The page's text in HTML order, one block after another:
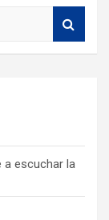
a escuchar la